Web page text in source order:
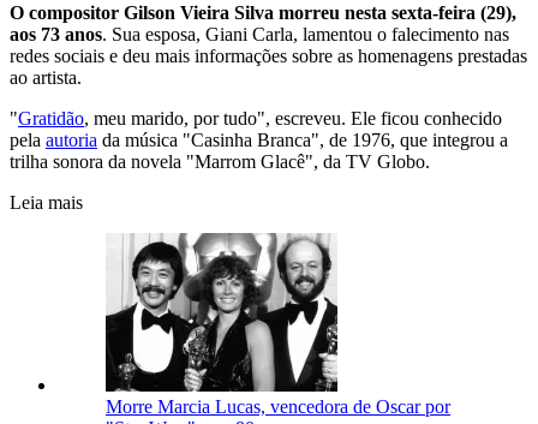
O compositor Gilson Vieira Silva morreu nesta sexta-feira (29),
aos 73 anos. Sua esposa, Giani Carla, lamentou o falecimento nas
redes sociais e deu mais informações sobre as homenagens prestadas
ao artista.
"Gratidão, meu marido, por tudo", escreveu. Ele ficou conhecido
pela autoria da música "Casinha Branca", de 1976, que integrou a
trilha sonora da novela "Marrom Glacê", da TV Globo.
Leia mais
Morre Marcia Lucas, vencedora de Oscar por